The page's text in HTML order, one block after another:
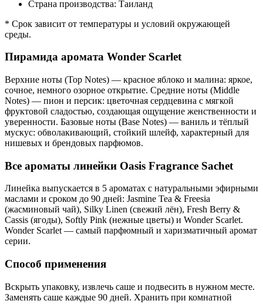
Страна производства: Таиланд
* Срок зависит от температуры и условий окружающей
среды.
Пирамида аромата Wonder Scarlet
Верхние ноты (Top Notes) — красное яблоко и малина: яркое,
сочное, немного озорное открытие. Средние ноты (Middle
Notes) — пион и персик: цветочная сердцевина с мягкой
фруктовой сладостью, создающая ощущение женственности и
уверенности. Базовые ноты (Base Notes) — ваниль и тёплый
мускус: обволакивающий, стойкий шлейф, характерный для
нишевых и брендовых парфюмов.
Все ароматы линейки Oasis Fragrance Sachet
Линейка выпускается в 5 ароматах с натуральными эфирными
маслами и сроком до 90 дней: Jasmine Tea & Freesia
(жасминовый чай), Silky Linen (свежий лён), Fresh Berry &
Cassis (ягоды), Softly Pink (нежные цветы) и Wonder Scarlet.
Wonder Scarlet — самый парфюмный и харизматичный аромат
серии.
Способ применения
Вскрыть упаковку, извлечь саше и подвесить в нужном месте.
Заменять саше каждые 90 дней. Хранить при комнатной